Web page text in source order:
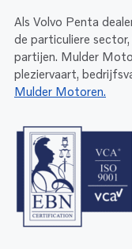
Als Volvo Penta
de particuliere
partijen. Mulder
pleziervaart,
Mulder Motoren.